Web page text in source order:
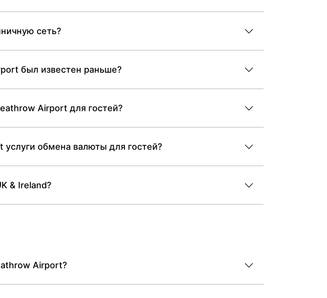
сеть?
был известен раньше?
Airport для гостей?
обмена валюты для гостей?
& Ireland?
Airport?